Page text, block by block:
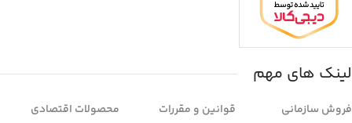
لینک های مهم
فروش سازمانی
قوانین و مقررات
محصولات اقتصادی